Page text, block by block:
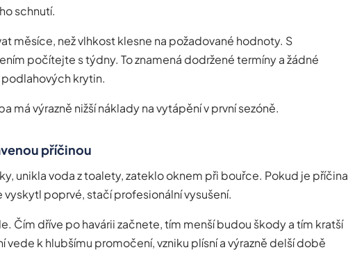
schnutí.
měsíce, než vlhkost klesne na požadované hodnoty. S
počítejte s týdny. To znamená dodržené termíny a žádné
krytin.
má výrazně nižší náklady na vytápění v první sezóně.
příčinou
unikla voda z toalety, zateklo oknem při bouřce. Pokud je příčina
vyskytl poprvé, stačí profesionální vysušení.
Čím dříve po havárii začnete, tím menší budou škody a tím kratší
k hlubšímu promočení, vzniku plísní a výrazně delší době